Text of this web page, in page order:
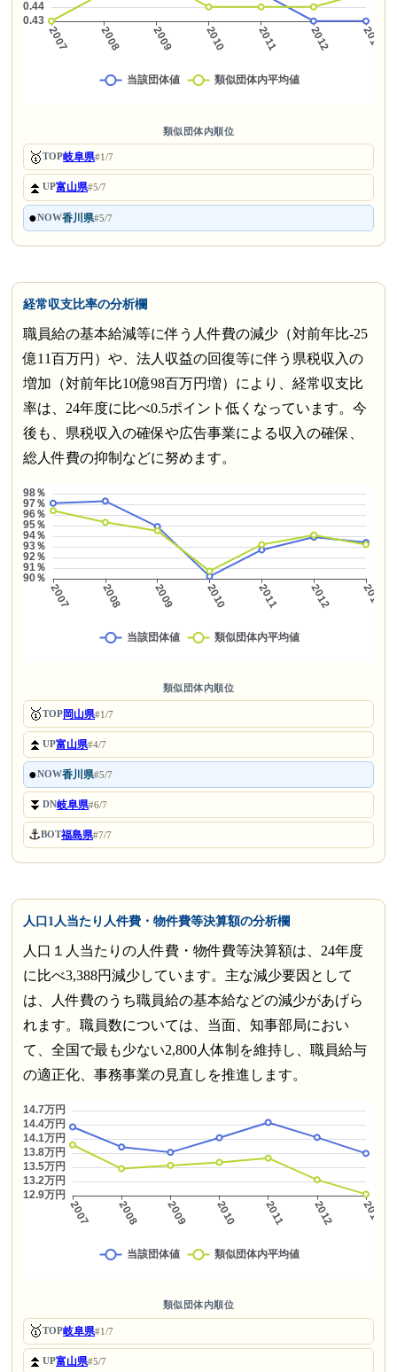
類似団体内順位
🥇TOP岐阜県#1/7
⏫UP富山県#5/7
●NOW香川県#5/7
経常収支比率の分析欄
職員給の基本給減等に伴う人件費の減少（対前年比-25
億11百万円）や、法人収益の回復等に伴う県税収入の
増加（対前年比10億98百万円増）により、経常収支比
率は、24年度に比べ0.5ポイント低くなっています。今
後も、県税収入の確保や広告事業による収入の確保、
総人件費の抑制などに努めます。
類似団体内順位
🥇TOP岡山県#1/7
⏫UP富山県#4/7
●NOW香川県#5/7
⏬DN岐阜県#6/7
⚓BOT福島県#7/7
人口1人当たり人件費・物件費等決算額の分析欄
人口１人当たりの人件費・物件費等決算額は、24年度
に比べ3,388円減少しています。主な減少要因として
は、人件費のうち職員給の基本給などの減少があげら
れます。職員数については、当面、知事部局におい
て、全国で最も少ない2,800人体制を維持し、職員給与
の適正化、事務事業の見直しを推進します。
類似団体内順位
🥇TOP岐阜県#1/7
⏫UP富山県#5/7